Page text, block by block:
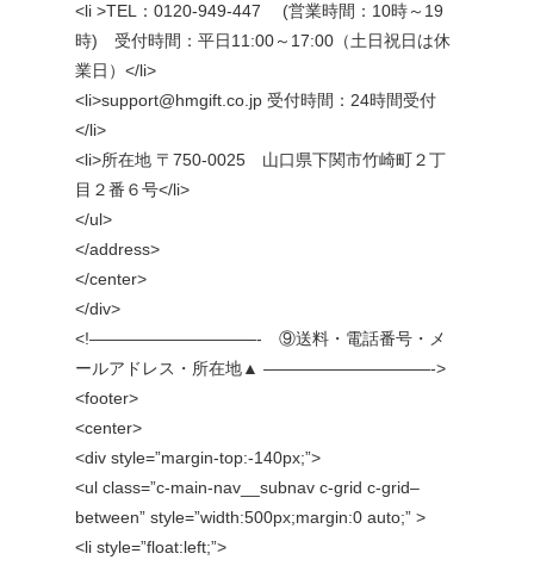
<li >TEL：0120-949-447 (営業時間：10時～19
時) 受付時間：平日11:00～17:00（土日祝日は休
業日）</li>
<li>support@hmgift.co.jp 受付時間：24時間受付
</li>
<li>所在地 〒750-0025 山口県下関市竹崎町２丁
目２番６号</li>
</ul>
</address>
</center>
</div>
<!——————————- ⑨送料・電話番号・メ
ールアドレス・所在地▲ ——————————->
<footer>
<center>
<div style=”margin-top:-140px;”>
<ul class=”c-main-nav__subnav c-grid c-grid–
between” style=”width:500px;margin:0 auto;” >
<li style=”float:left;”>